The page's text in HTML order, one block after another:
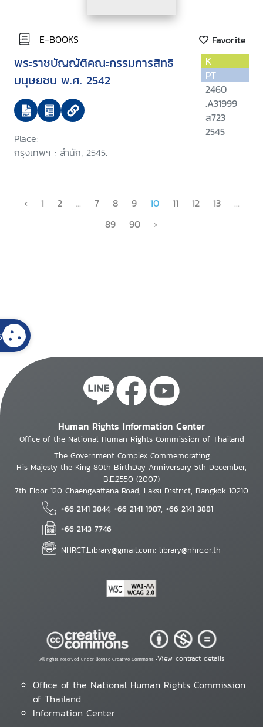
E-BOOKS Favorite
พระราชบัญญัติคณะกรรมการสิทธิ
มนุษยชน พ.ศ. 2542
Place:
กรุงเทพฯ : สำนัก, 2545.
K
PT
2460
.A31999
ส723
2545
‹ 1 2 ... 7 8 9 10 11 12 13
...
89
90 ›
Human Rights Information Center
Office of the National Human Rights Commission of Thailand
The Government Complex Commemorating
His Majesty the King 80th BirthDay Anniversary 5th December,
B.E.2550 (2007)
7th Floor 120 Chaengwattana Road, Laksi District, Bangkok 10210
+66 2141 3844, +66 2141 1987, +66 2141 3881
+66 2143 7746
NHRCT.Library@gmail.com; library@nhrc.or.th
All rights reserved under license Creative Commons •View contract details
Office of the National Human Rights Commission
of Thailand
Information Center